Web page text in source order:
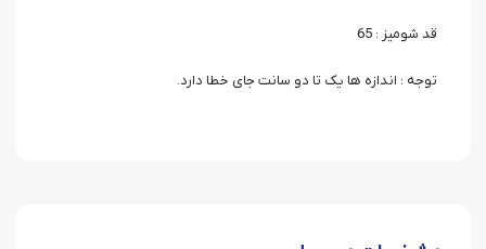
قد شومیز : 65
توجه : اندازه ها یک تا دو سانت جای خطا دارد.